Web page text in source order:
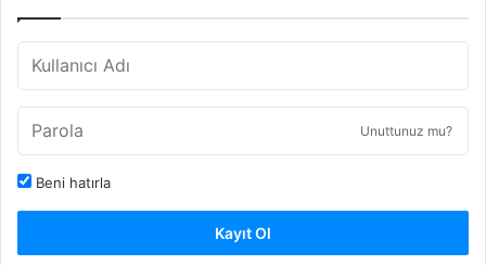
Unuttunuz mu?
Beni hatırla
Kayıt Ol